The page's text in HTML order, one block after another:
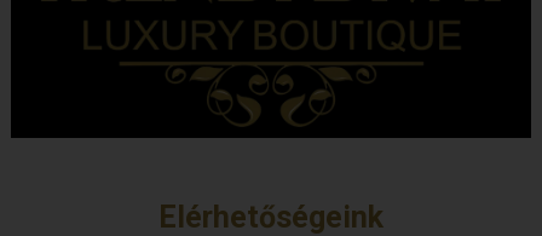
Elérhetőségeink